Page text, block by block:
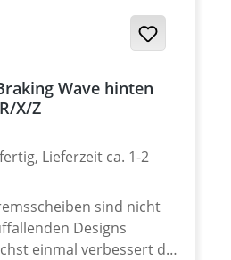
Wave hinten
X/Z
Lieferzeit ca. 1-2
sind nicht
Designs
einmal verbessert der